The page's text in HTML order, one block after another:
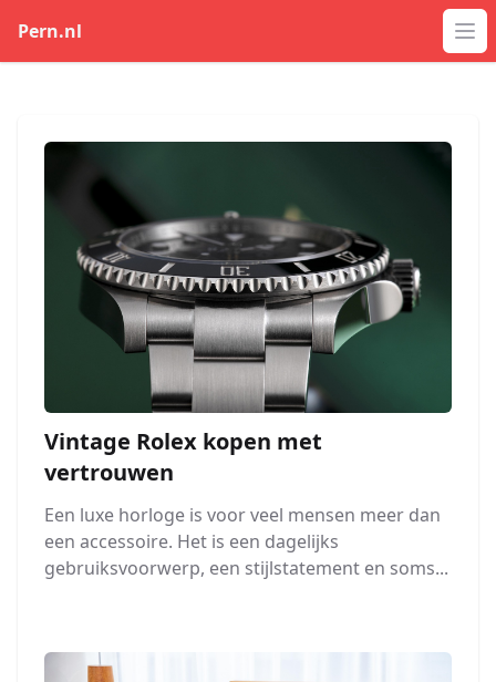
Pern.nl
Vintage Rolex kopen met
vertrouwen
Een luxe horloge is voor veel mensen meer dan
een accessoire. Het is een dagelijks
gebruiksvoorwerp, een stijlstatement en soms...